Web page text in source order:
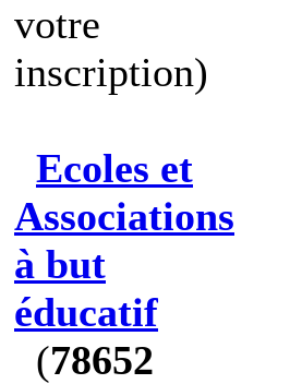
votre
inscription)
Ecoles et
Associations
à but
éducatif
(78652